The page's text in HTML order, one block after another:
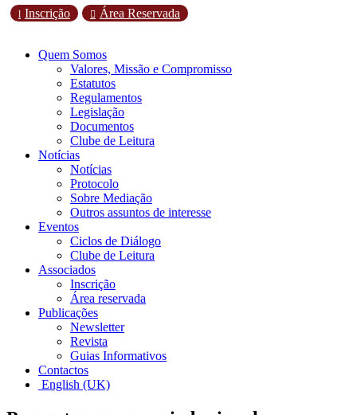
l Inscrição  Área Reservada
Quem Somos
Valores, Missão e Compromisso
Estatutos
Regulamentos
Legislação
Documentos
Clube de Leitura
Notícias
Notícias
Protocolo
Sobre Mediação
Outros assuntos de interesse
Eventos
Ciclos de Diálogo
Clube de Leitura
Associados
Inscrição
Área reservada
Publicações
Newsletter
Revista
Guias Informativos
Contactos
English (UK)